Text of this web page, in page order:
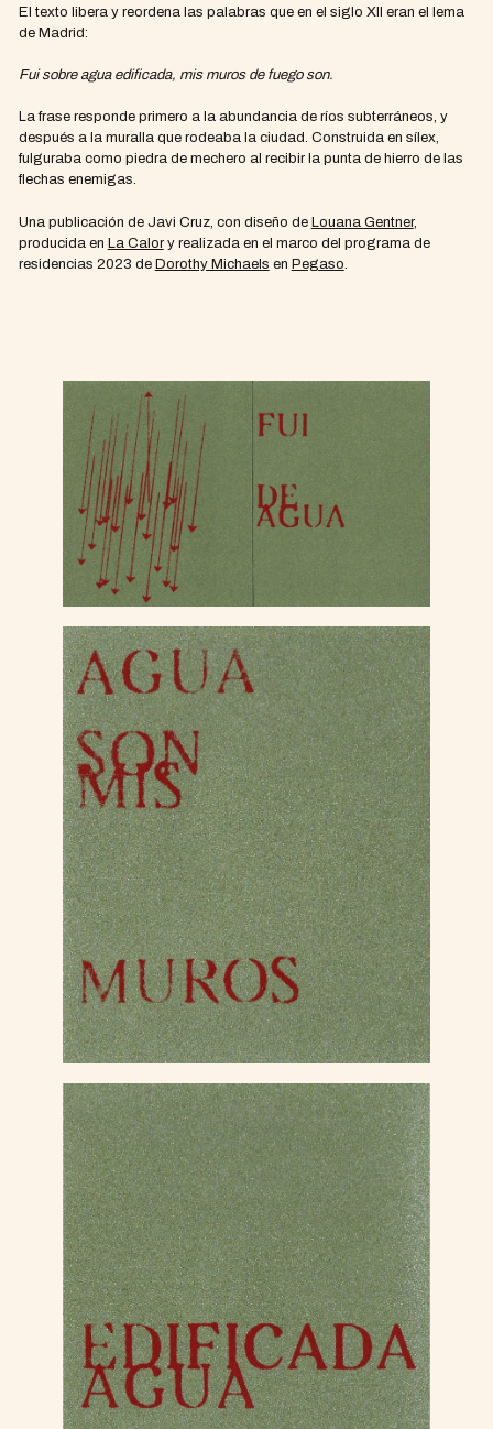
El texto libera y reordena las palabras que en el siglo XII eran el lema
de Madrid:
Fui sobre agua edificada, mis muros de fuego son.
La frase responde primero a la abundancia de ríos subterráneos, y
después a la muralla que rodeaba la ciudad. Construida en sílex,
fulguraba como piedra de mechero al recibir la punta de hierro de las
flechas enemigas.
Una publicación de Javi Cruz, con diseño de Louana Gentner,
producida en La Calory realizada en el marco del programa de
residencias 2023 de Dorothy Michaels en Pegaso.